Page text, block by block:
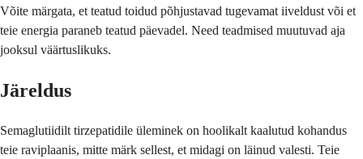
Võite märgata, et teatud toidud põhjustavad tugevamat iiveldust või et
teie energia paraneb teatud päevadel. Need teadmised muutuvad aja
jooksul väärtuslikuks.
Järeldus
Semaglutiidilt tirzepatidile üleminek on hoolikalt kaalutud kohandus
teie raviplaanis, mitte märk sellest, et midagi on läinud valesti. Teie